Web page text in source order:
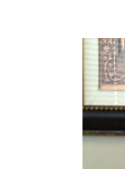
ІСТОРІЇ УСПІХУ УКРАЇНЦІВ
БРИФІНГ ГОЛОСУ АМЕРИКИ